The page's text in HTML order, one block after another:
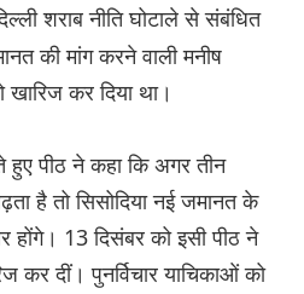
शराब नीति घोटाले से संबंधित
की मांग करने वाली मनीष
खारिज कर दिया था।
पीठ ने कहा कि अगर तीन
है तो सिसोदिया नई जमानत के
13 दिसंबर को इसी पीठ ने
कर दीं। पुनर्विचार याचिकाओं को